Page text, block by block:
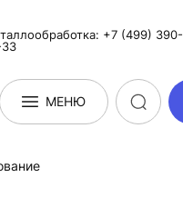
+7 (499) 390-
МЕНЮ